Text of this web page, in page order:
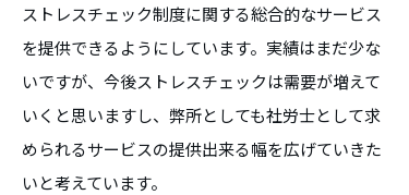
ストレスチェック制度に関する総合的なサービス
を提供できるようにしています。実績はまだ少な
いですが、今後ストレスチェックは需要が増えて
いくと思いますし、弊所としても社労士として求
められるサービスの提供出来る幅を広げていきた
いと考えています。